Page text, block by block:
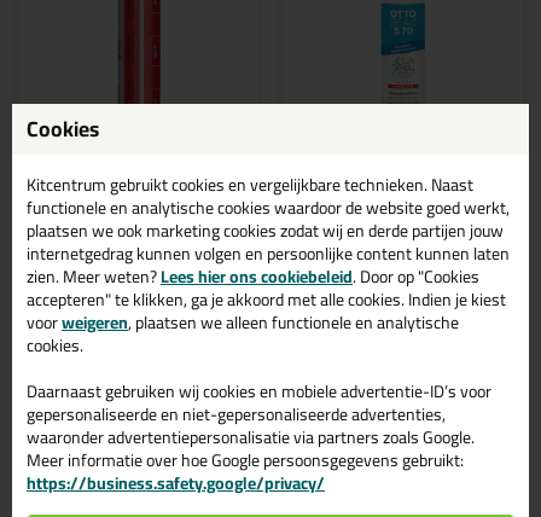
Seal-It 250 Silicon All
400ml
Met Isega Foodapproval
6,97
Bekijken
Ottoseal S70 310ml
Zuurvrije premium
siliconenkit geschikt voor o.a.
natuursteen en zwembaden
in 40+ kleuren
Professionele keuze
9,45 (24)
Bekijken
Cookies
Kitcentrum gebruikt cookies en vergelijkbare technieken. Naast
functionele en analytische cookies waardoor de website goed werkt,
plaatsen we ook marketing cookies zodat wij en derde partijen jouw
internetgedrag kunnen volgen en persoonlijke content kunnen laten
zien. Meer weten?Lees hier ons cookiebeleid. Door op "Cookies
accepteren" te klikken, ga je akkoord met alle cookies. Indien je kiest
voorweigeren, plaatsen we alleen functionele en analytische
cookies.
Daarnaast gebruiken wij cookies en mobiele advertentie-ID’s voor
gepersonaliseerde en niet-gepersonaliseerde advertenties,
waaronder advertentiepersonalisatie via partners zoals Google.
Meer informatie over hoe Google persoonsgegevens gebruikt:
https://business.safety.google/privacy/